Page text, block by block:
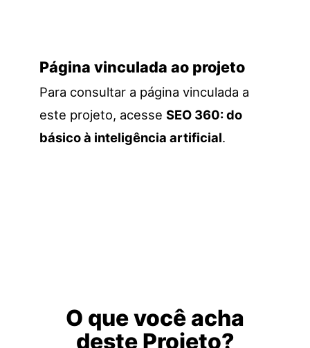
Página vinculada ao projeto
Para consultar a página vinculada a
este projeto, acesse SEO 360: do
básico à inteligência artificial.
O que você acha
deste Projeto?